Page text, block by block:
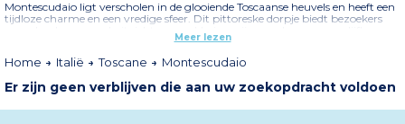
Montescudaio ligt verscholen in de glooiende Toscaanse heuvels en heeft een
tijdloze charme en een vredige sfeer. Dit pittoreske dorpje biedt bezoekers
een adembenemend uitzicht op weelderige wijngaarden, groene olijfbomen
en het sprankelende water van de Tyrreense Zee.
Meer lezen
Home Italië Toscane Montescudaio
Er zijn geen verblijven die aan uw zoekopdracht voldoen